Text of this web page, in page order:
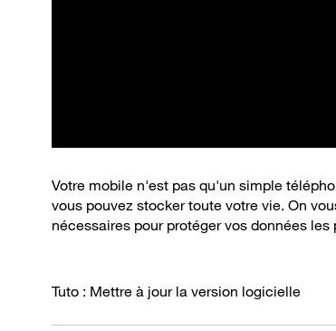
Votre mobile n'est pas qu'un simple
vous pouvez stocker toute votre vie. On
nécessaires pour protéger vos données les
Tuto : Mettre à jour la version logicielle